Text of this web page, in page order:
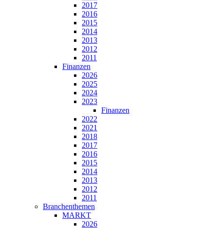
2017
2016
2015
2014
2013
2012
2011
Finanzen
2026
2025
2024
2023
Finanzen
2022
2021
2018
2017
2016
2015
2014
2013
2012
2011
Branchenthemen
MARKT
2026